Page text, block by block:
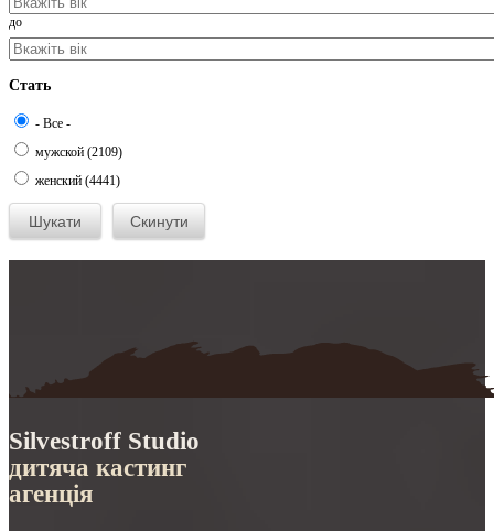
до
Стать
- Все -
мужской (2109)
женский (4441)
Silvestroff Studio
дитяча кастинг
агенція